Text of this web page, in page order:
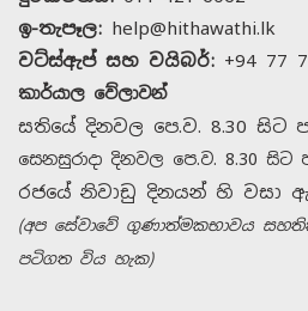
ඉ-තැපෑල: help@hithawathi.lk
වට්ස්ඇප් සහ වයිබර්: +94 77
කාර්යාල වේලාවන්
සතියේ දිනවල පෙ.ව. 8.30 සිට
සෙනසුරාදා දිනවල පෙ.ව. 8.30 සිට
රජයේ නිවාඩු දිනයන් හි වසා
(අප සේවාවේ ගුණාත්මකභාවය
පටිගත විය හැක)